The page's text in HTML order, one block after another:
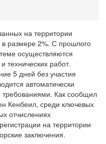
на территории
размере 2%. С прошлого
осуществляются
технических работ.
5 дней без участия
автоматически
требованиями. Как сообщил
Кенбеил, среди ключевых
отчислениях
на территории
заключения.